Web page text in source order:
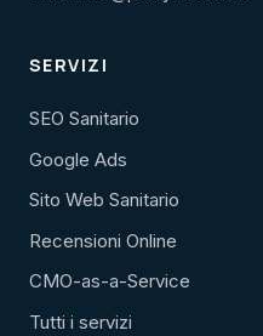
SERVIZI
SEO Sanitario
Google Ads
Sito Web Sanitario
Recensioni Online
CMO-as-a-Service
Tutti i servizi